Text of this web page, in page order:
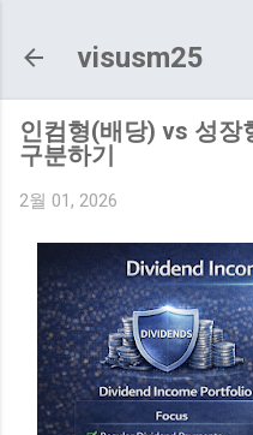
visusm25
인컴형(배당) vs 성장
구분하기
2월 01, 2026